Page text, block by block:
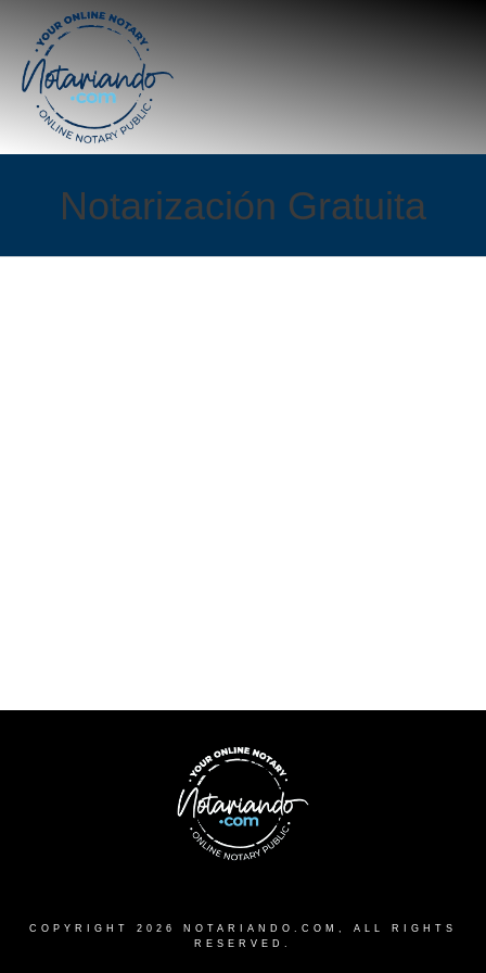
Notarización Gratuita
COPYRIGHT 2026 NOTARIANDO.COM , ALL RIGHTS
RESERVED.